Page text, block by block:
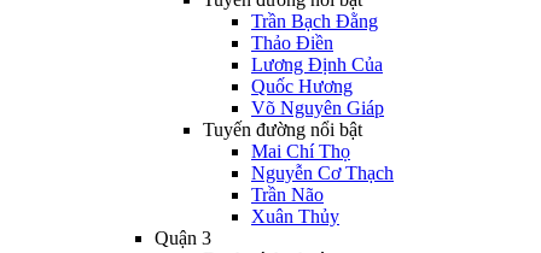
Trần Bạch Đằng
Thảo Điền
Lương Định Của
Quốc Hương
Võ Nguyên Giáp
Tuyến đường nổi bật
Mai Chí Thọ
Nguyễn Cơ Thạch
Trần Não
Xuân Thủy
Quận 3